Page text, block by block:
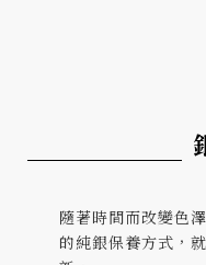
隨著時間而改變色
的純銀保養方式，